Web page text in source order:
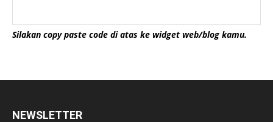
Silakan copy paste code di atas ke widget web/blog kamu.
NEWSLETTER